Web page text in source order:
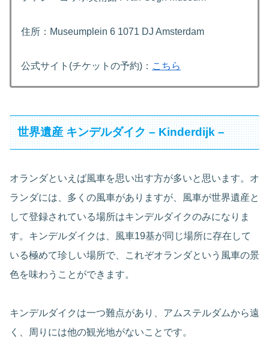
住所：Museumplein 6 1071 DJ Amsterdam
公式サイト(チケットの予約)： こちら
世界遺産 キンデルダイク – Kinderdijk –
オランダといえば風車を思い出す方が多いと思います。オ
ランダには、多くの風車がありますが、風車が世界遺産と
して登録されている場所はキンデルダイクのみになりま
す。キンデルダイクは、風車19基が同じ場所に存在して
いる極めて珍しい場所で、これぞオランダという風車の景
色を味わうことができます。
キンデルダイクは一つ難点があり、アムステルダムから遠
く、周りには他の観光地がないことです。